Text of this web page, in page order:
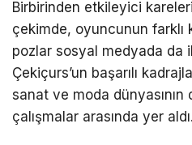
Birbirinden etkileyici
çekimde, oyuncunun farklı
pozlar sosyal medyada da
Çekiçurs’un başarılı
sanat ve moda dünyasının
çalışmalar arasında yer aldı.